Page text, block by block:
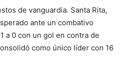
de vanguardia. Santa Rita,
ante un combativo
a 0 con un gol en contra de
como único líder con 16